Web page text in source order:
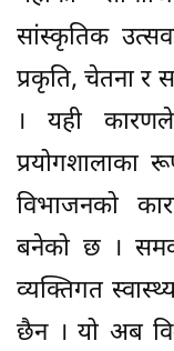
सांस्कृतिक
प्रकृति, चेतना र
। यही
प्रयोगशालाका
विभाजनको
बनेको छ ।
व्यक्तिगत
छैन । यो अब